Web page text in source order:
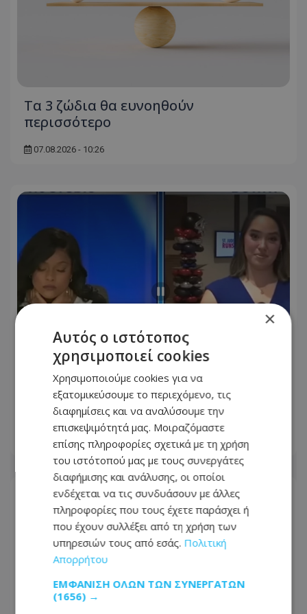
Τα 3 ζώδια θα ευνοηθούν
περισσότερο
07.08.2026 - 10:26
«Δεν μπορούσες να με σκουντήξεις;»:
Η παρουσιάστρια που αποκοιμήθηκε
στον αέρα και έγινε viral
07.08.2026 - 09:21
×
Αυτός ο ιστότοπος
χρησιμοποιεί cookies
Χρησιμοποιούμε cookies για να
εξατομικεύσουμε το περιεχόμενο, τις
διαφημίσεις και να αναλύσουμε την
επισκεψιμότητά μας. Μοιραζόμαστε
επίσης πληροφορίες σχετικά με τη χρήση
του ιστότοπού μας με τους συνεργάτες
διαφήμισης και ανάλυσης, οι οποίοι
ενδέχεται να τις συνδυάσουν με άλλες
πληροφορίες που τους έχετε παράσχει ή
που έχουν συλλέξει από τη χρήση των
υπηρεσιών τους από εσάς. Πολιτική
Απορρήτου
ΕΜΦΆΝΙΣΗ ΌΛΩΝ ΤΩΝ ΣΥΝΕΡΓΑΤΏΝ
(1656) →